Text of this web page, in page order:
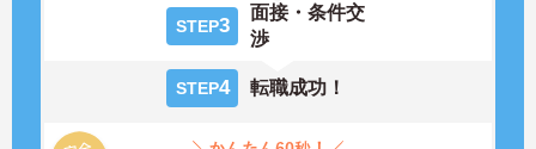
STEP3
面接・条件交
渉
STEP4 転職成功！